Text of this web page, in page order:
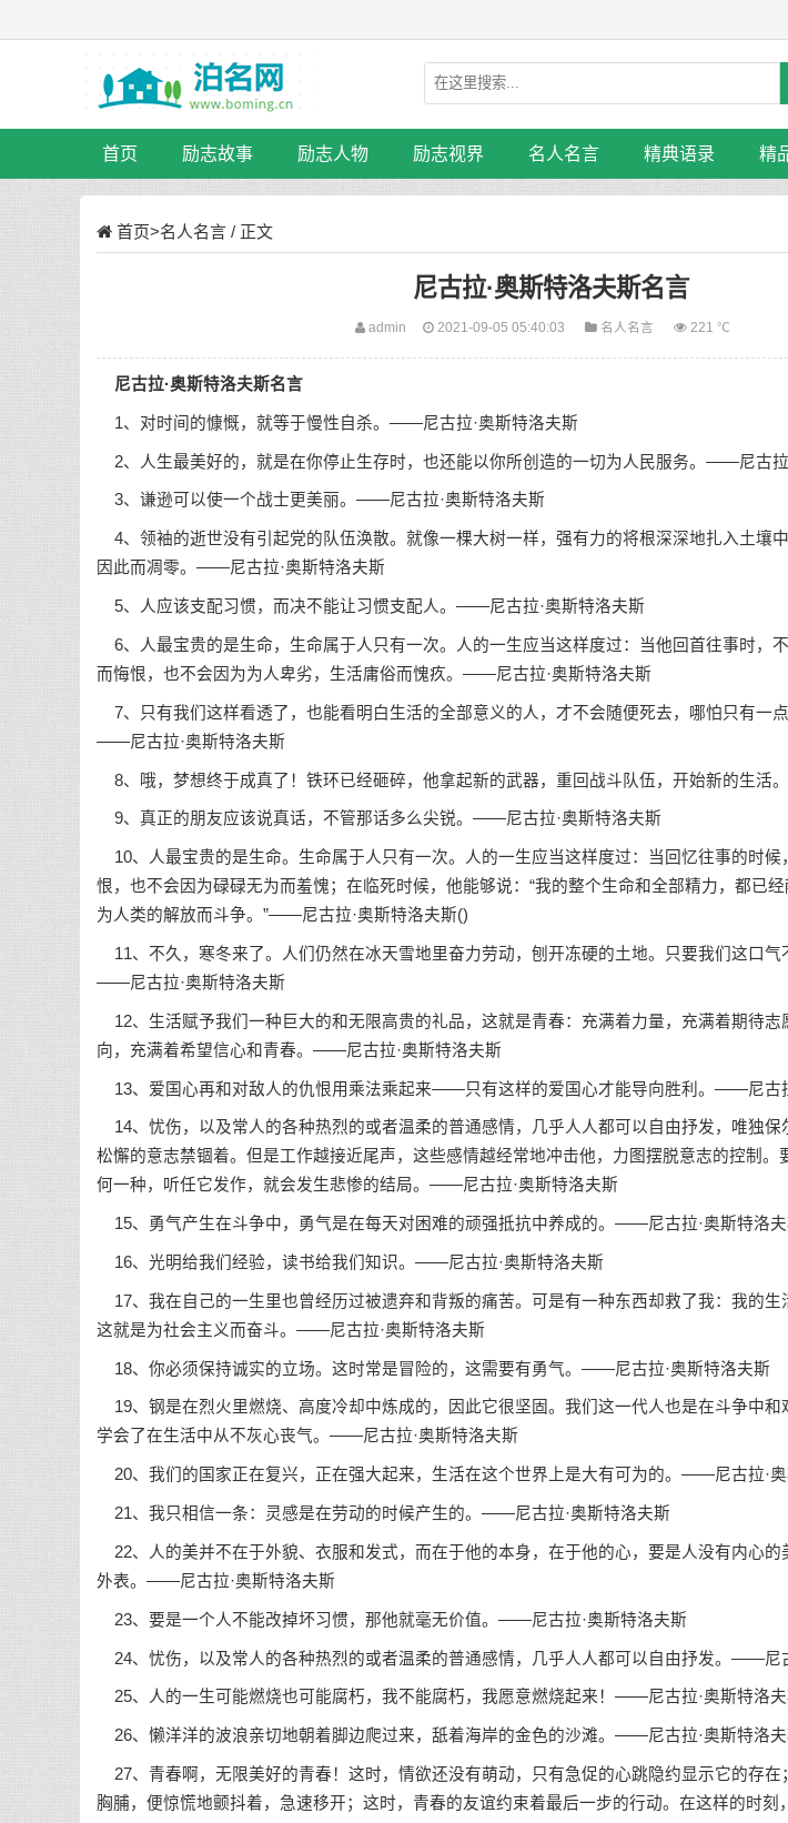
首页 励志故事 励志人物 励志视界 名人名言 精典语录 精
首页>名人名言 / 正文
尼古拉·奥斯特洛夫斯名言
admin 2021-09-05 05:40:03 名人名言 221 ℃
尼古拉·奥斯特洛夫斯名言
1、对时间的慷慨，就等于慢性自杀。——尼古拉·奥斯特洛夫斯
2、人生最美好的，就是在你停止生存时，也还能以你所创造的一切为人民服务。——尼古拉
3、谦逊可以使一个战士更美丽。——尼古拉·奥斯特洛夫斯
4、领袖的逝世没有引起党的队伍涣散。就像一棵大树一样，强有力的将根深深地扎入土壤
因此而凋零。——尼古拉·奥斯特洛夫斯
5、人应该支配习惯，而决不能让习惯支配人。——尼古拉·奥斯特洛夫斯
6、人最宝贵的是生命，生命属于人只有一次。人的一生应当这样度过：当他回首往事时，
而悔恨，也不会因为为人卑劣，生活庸俗而愧疚。——尼古拉·奥斯特洛夫斯
7、只有我们这样看透了，也能看明白生活的全部意义的人，才不会随便死去，哪怕只有一点
——尼古拉·奥斯特洛夫斯
8、哦，梦想终于成真了！铁环已经砸碎，他拿起新的武器，重回战斗队伍，开始新的生活
9、真正的朋友应该说真话，不管那话多么尖锐。——尼古拉·奥斯特洛夫斯
10、人最宝贵的是生命。生命属于人只有一次。人的一生应当这样度过：当回忆往事的时候
恨，也不会因为碌碌无为而羞愧；在临死时候，他能够说：“我的整个生命和全部精力，都
为人类的解放而斗争。”——尼古拉·奥斯特洛夫斯()
11、不久，寒冬来了。人们仍然在冰天雪地里奋力劳动，刨开冻硬的土地。只要我们这口气
——尼古拉·奥斯特洛夫斯
12、生活赋予我们一种巨大的和无限高贵的礼品，这就是青春：充满着力量，充满着期待志
向，充满着希望信心和青春。——尼古拉·奥斯特洛夫斯
13、爱国心再和对敌人的仇恨用乘法乘起来——只有这样的爱国心才能导向胜利。——尼古
14、忧伤，以及常人的各种热烈的或者温柔的普通感情，几乎人人都可以自由抒发，唯独保
松懈的意志禁锢着。但是工作越接近尾声，这些感情越经常地冲击他，力图摆脱意志的控制。
何一种，听任它发作，就会发生悲惨的结局。——尼古拉·奥斯特洛夫斯
15、勇气产生在斗争中，勇气是在每天对困难的顽强抵抗中养成的。——尼古拉·奥斯特洛
16、光明给我们经验，读书给我们知识。——尼古拉·奥斯特洛夫斯
17、我在自己的一生里也曾经历过被遗弃和背叛的痛苦。可是有一种东西却救了我：我的生
这就是为社会主义而奋斗。——尼古拉·奥斯特洛夫斯
18、你必须保持诚实的立场。这时常是冒险的，这需要有勇气。——尼古拉·奥斯特洛夫斯
19、钢是在烈火里燃烧、高度冷却中炼成的，因此它很坚固。我们这一代人也是在斗争中和
学会了在生活中从不灰心丧气。——尼古拉·奥斯特洛夫斯
20、我们的国家正在复兴，正在强大起来，生活在这个世界上是大有可为的。——尼古拉·
21、我只相信一条：灵感是在劳动的时候产生的。——尼古拉·奥斯特洛夫斯
22、人的美并不在于外貌、衣服和发式，而在于他的本身，在于他的心，要是人没有内心的
外表。——尼古拉·奥斯特洛夫斯
23、要是一个人不能改掉坏习惯，那他就毫无价值。——尼古拉·奥斯特洛夫斯
24、忧伤，以及常人的各种热烈的或者温柔的普通感情，几乎人人都可以自由抒发。——尼
25、人的一生可能燃烧也可能腐朽，我不能腐朽，我愿意燃烧起来！——尼古拉·奥斯特洛
26、懒洋洋的波浪亲切地朝着脚边爬过来，舐着海岸的金色的沙滩。——尼古拉·奥斯特洛
27、青春啊，无限美好的青春！这时，情欲还没有萌动，只有急促的心跳隐约显示它的存在
胸脯，便惊慌地颤抖着，急速移开；这时，青春的友谊约束着最后一步的行动。在这样的时刻